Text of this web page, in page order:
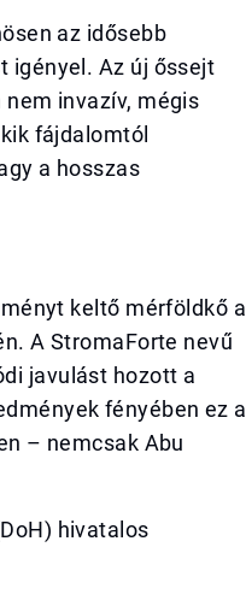
az idősebb
igényel. Az új őssejt
invazív, mégis
fájdalomtól
a hosszas
keltő mérföldkő a
A StromaForte nevű
javulást hozott a
fényében ez a
– nemcsak Abu
hivatalos